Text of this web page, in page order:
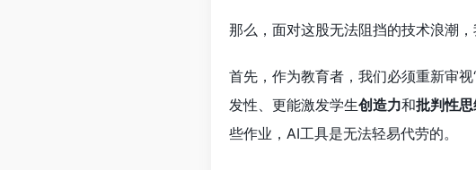
那么，面对这股无法阻挡的技术浪潮
首先，作为教育者，我们必须重新审
发性、更能激发学生创造力和批判性
些作业，AI工具是无法轻易代劳的。